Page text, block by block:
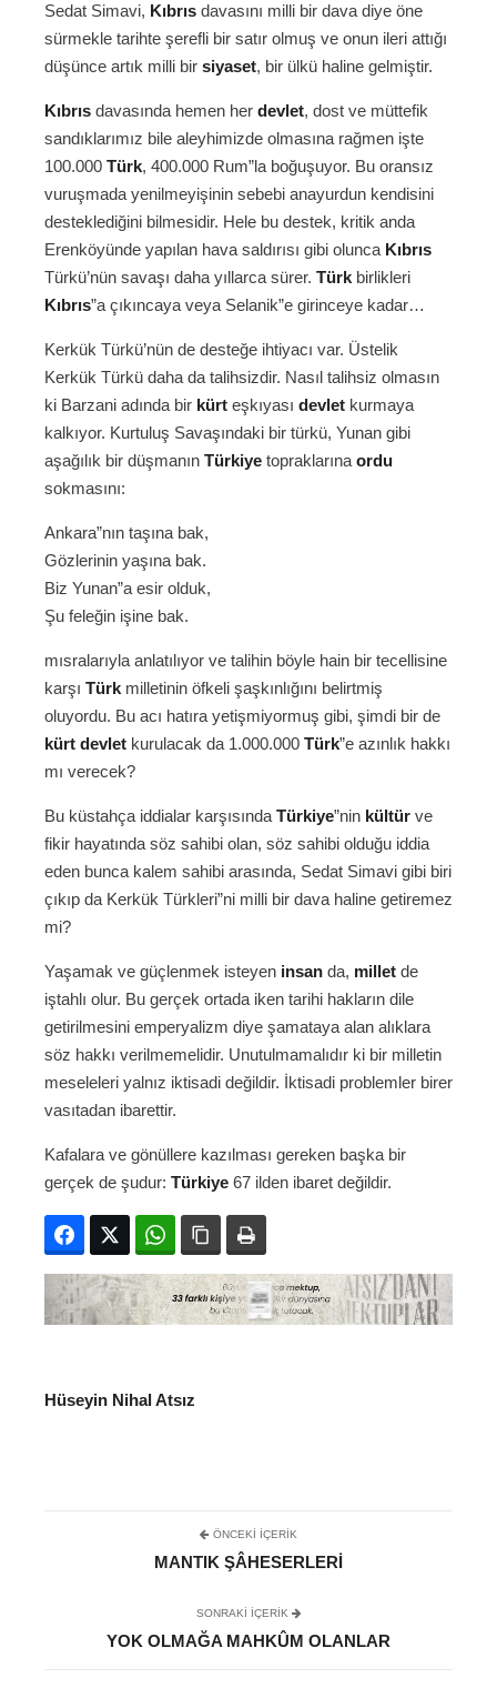
Sedat Simavi, Kıbrıs davasını milli bir dava diye öne
sürmekle tarihte şerefli bir satır olmuş ve onun ileri attığı
düşünce artık milli bir siyaset, bir ülkü haline gelmiştir.
Kıbrıs davasında hemen her devlet, dost ve müttefik
sandıklarımız bile aleyhimizde olmasına rağmen işte
100.000 Türk, 400.000 Rum”la boğuşuyor. Bu oransız
vuruşmada yenilmeyişinin sebebi anayurdun kendisini
desteklediğini bilmesidir. Hele bu destek, kritik anda
Erenköyünde yapılan hava saldırısı gibi olunca Kıbrıs
Türkü’nün savaşı daha yıllarca sürer. Türk birlikleri
Kıbrıs”a çıkıncaya veya Selanik”e girinceye kadar…
Kerkük Türkü’nün de desteğe ihtiyacı var. Üstelik
Kerkük Türkü daha da talihsizdir. Nasıl talihsiz olmasın
ki Barzani adında bir kürt eşkıyası devlet kurmaya
kalkıyor. Kurtuluş Savaşındaki bir türkü, Yunan gibi
aşağılık bir düşmanın Türkiye topraklarına ordu
sokmasını:
Ankara”nın taşına bak,
Gözlerinin yaşına bak.
Biz Yunan”a esir olduk,
Şu feleğin işine bak.
mısralarıyla anlatılıyor ve talihin böyle hain bir tecellisine
karşı Türk milletinin öfkeli şaşkınlığını belirtmiş
oluyordu. Bu acı hatıra yetişmiyormuş gibi, şimdi bir de
kürt devlet kurulacak da 1.000.000 Türk”e azınlık hakkı
mı verecek?
Bu küstahça iddialar karşısında Türkiye”nin kültür ve
fikir hayatında söz sahibi olan, söz sahibi olduğu iddia
eden bunca kalem sahibi arasında, Sedat Simavi gibi biri
çıkıp da Kerkük Türkleri”ni milli bir dava haline getiremez
mi?
Yaşamak ve güçlenmek isteyen insan da, millet de
iştahlı olur. Bu gerçek ortada iken tarihi hakların dile
getirilmesini emperyalizm diye şamataya alan alıklara
söz hakkı verilmemelidir. Unutulmamalıdır ki bir milletin
meseleleri yalnız iktisadi değildir. İktisadi problemler birer
vasıtadan ibarettir.
Kafalara ve gönüllere kazılması gereken başka bir
gerçek de şudur: Türkiye 67 ilden ibaret değildir.
FacebookTwitter WhatsAppBağlanıyı kopyala
Hüseyin Nihal Atsız
ÖNCEKI İÇERIK
MANTIK ŞÂHESERLERI
SONRAKI IÇERIK
YOK OLMAĞA MAHKÛM OLANLAR